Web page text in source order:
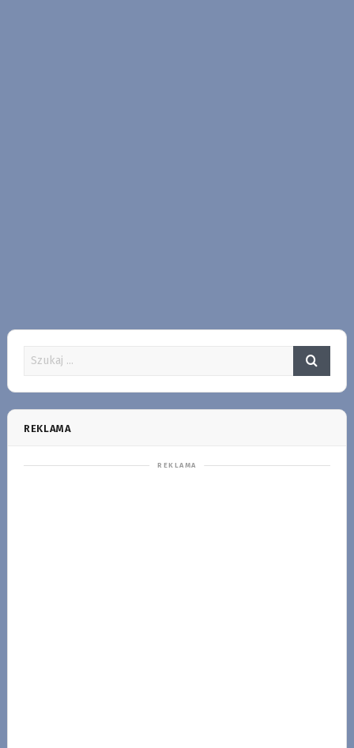
REKLAMA